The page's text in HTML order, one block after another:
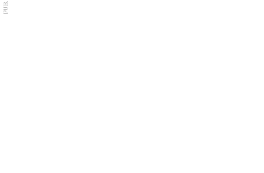
PUB.